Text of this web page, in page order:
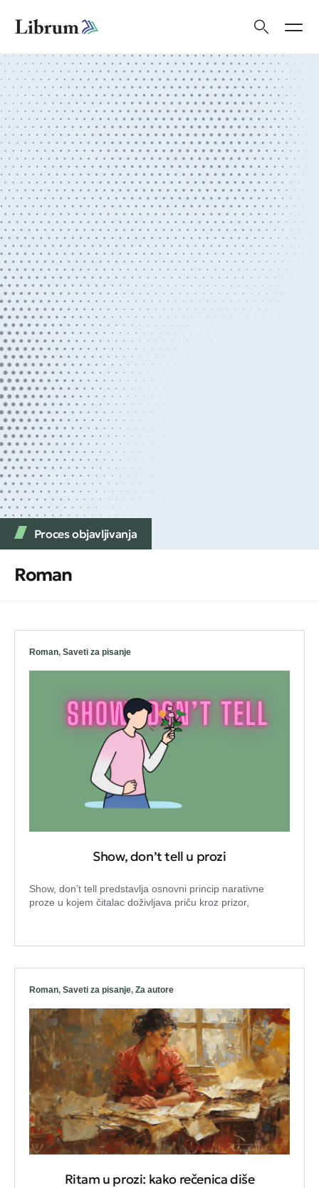
Proces objavljivanja
Roman
Roman, Saveti za pisanje
Show, don’t tell u prozi
Show, don’t tell predstavlja osnovni princip narativne
proze u kojem čitalac doživljava priču kroz prizor,
Roman, Saveti za pisanje, Za autore
Ritam u prozi: kako rečenica diše